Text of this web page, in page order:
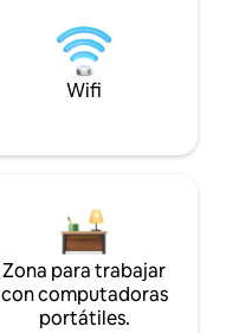
Wifi
Zona para trabajar
con computadoras
portátiles.